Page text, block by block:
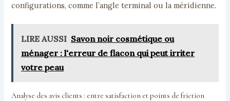
configurations, comme l’angle terminal ou la méridienne.
LIRE AUSSI Savon noir cosmétique ou
ménager : l'erreur de flacon qui peut irriter
votre peau
Analyse des avis clients : entre satisfaction et points de friction